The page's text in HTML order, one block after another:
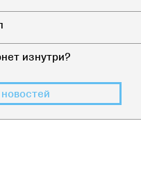
изнутри?